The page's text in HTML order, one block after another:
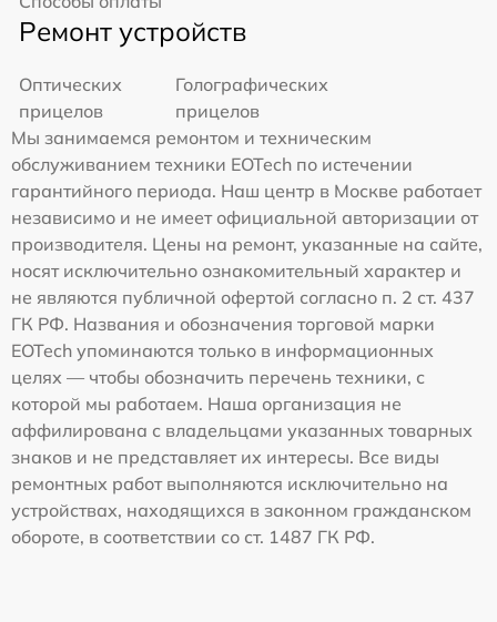
Ремонт устройств
Оптических
прицелов
Голографических
прицелов
Мы занимаемся ремонтом и техническим
обслуживанием техники EOTech по истечении
гарантийного периода. Наш центр в Москве работает
независимо и не имеет официальной авторизации от
производителя. Цены на ремонт, указанные на сайте,
носят исключительно ознакомительный характер и
не являются публичной офертой согласно п. 2 ст. 437
ГК РФ. Названия и обозначения торговой марки
EOTech упоминаются только в информационных
целях — чтобы обозначить перечень техники, с
которой мы работаем. Наша организация не
аффилирована с владельцами указанных товарных
знаков и не представляет их интересы. Все виды
ремонтных работ выполняются исключительно на
устройствах, находящихся в законном гражданском
обороте, в соответствии со ст. 1487 ГК РФ.